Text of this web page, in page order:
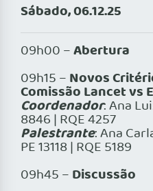
Sábado, 06.12.25
09h00 –Abertura
09h15 – Novos
Comissão Lancet vs
Coordenador: Ana
8846 | RQE 4257
Palestrante: Ana
PE 13118 | RQE 5189
09h45 – Discussão